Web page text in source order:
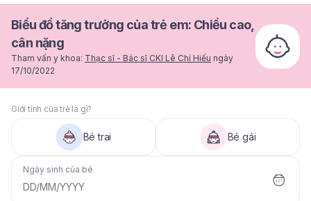
Biểu đồ tăng trưởng của trẻ em: Chiều cao,
cân nặng
Tham vấn y khoa: Thạc sĩ - Bác sĩ CKI Lê Chí Hiếu ngày
17/10/2022
Giới tính của trẻ là gì?
Bé trai Bé gái
Ngày sinh của bé
DD/MM/YYYY